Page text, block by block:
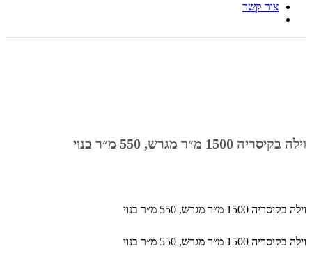
צור קשר
וילה בקיסריה 1500 מ״ר מגרש, 550 מ״ר בנוי
וילה בקיסריה 1500 מ״ר מגרש, 550 מ״ר בנוי
וילה בקיסריה 1500 מ״ר מגרש, 550 מ״ר בנוי